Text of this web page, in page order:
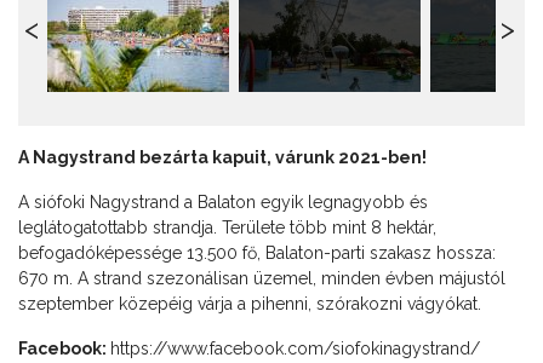
A Nagystrand bezárta kapuit, várunk 2021-ben!
A siófoki Nagystrand a Balaton egyik legnagyobb és
leglátogatottabb strandja. Területe több mint 8 hektár,
befogadóképessége 13.500 fő, Balaton-parti szakasz hossza:
670 m. A strand szezonálisan üzemel, minden évben májustól
szeptember közepéig várja a pihenni, szórakozni vágyókat.
Facebook: https://www.facebook.com/siofokinagystrand/